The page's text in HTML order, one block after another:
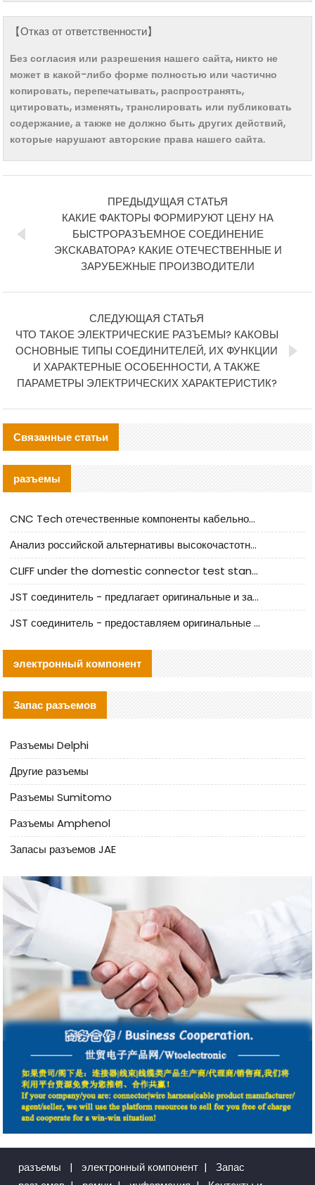
【Отказ от ответственности】
Без согласия или разрешения нашего сайта, никто не
может в какой-либо форме полностью или частично
копировать, перепечатывать, распространять,
цитировать, изменять, транслировать или публиковать
содержание, а также не должно быть других действий,
которые нарушают авторские права нашего сайта.
ПРЕДЫДУЩАЯ СТАТЬЯ
КАКИЕ ФАКТОРЫ ФОРМИРУЮТ ЦЕНУ НА
БЫСТРОРАЗЪЕМНОЕ СОЕДИНЕНИЕ
ЭКСКАВАТОРА? КАКИЕ ОТЕЧЕСТВЕННЫЕ И
ЗАРУБЕЖНЫЕ ПРОИЗВОДИТЕЛИ
СЛЕДУЮЩАЯ СТАТЬЯ
ЧТО ТАКОЕ ЭЛЕКТРИЧЕСКИЕ РАЗЪЕМЫ? КАКОВЫ
ОСНОВНЫЕ ТИПЫ СОЕДИНИТЕЛЕЙ, ИХ ФУНКЦИИ
И ХАРАКТЕРНЫЕ ОСОБЕННОСТИ, А ТАКЖЕ
ПАРАМЕТРЫ ЭЛЕКТРИЧЕСКИХ ХАРАКТЕРИСТИК?
Связанные статьи
разъемы
CNC Tech отечественные компоненты кабельной арматуры оценка и руководство по производственному внедрению
Анализ российской альтернативы высокочастотных кабельных колодцев I-PEX
CLIFF under the domestic connector test standard update
JST соединитель - предлагает оригинальные и заменяющие JST NSHR-02V-S соединители
JST соединитель - предоставляем оригинальные JST GHR-09V-S соединители и их аналоги
электронный компонент
Запас разъемов
Разъемы Delphi
Другие разъемы
Разъемы Sumitomo
Разъемы Amphenol
Запасы разъемов JAE
разъемы | электронный компонент |
Запас